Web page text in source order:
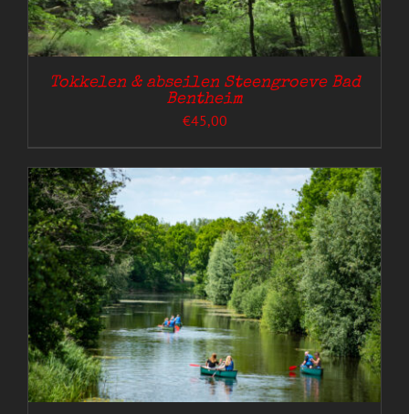
Tokkelen & abseilen Steengroeve Bad
Bentheim
€45,00